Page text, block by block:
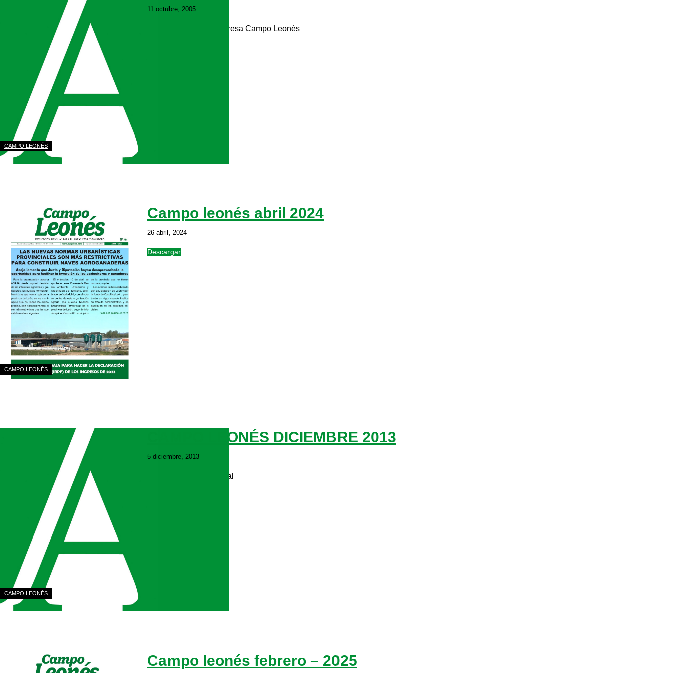
CAMPO LEONÉS
11 octubre, 2005
Descargar edición impresa Campo Leonés
CAMPO LEONÉS
Campo leonés abril 2024
26 abril, 2024
Descargar
CAMPO LEONÉS
CAMPO LEONÉS DICIEMBRE 2013
5 diciembre, 2013
Descarga edición digital
Campo leonés febrero – 2025